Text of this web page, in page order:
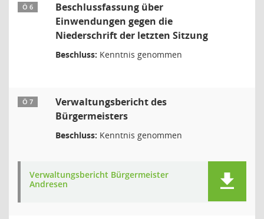
Ö 6
Beschlussfassung über
Einwendungen gegen die
Niederschrift der letzten Sitzung
Beschluss: Kenntnis genommen
Ö 7
Verwaltungsbericht des
Bürgermeisters
Beschluss: Kenntnis genommen
Verwaltungsbericht Bürgermeister
Andresen